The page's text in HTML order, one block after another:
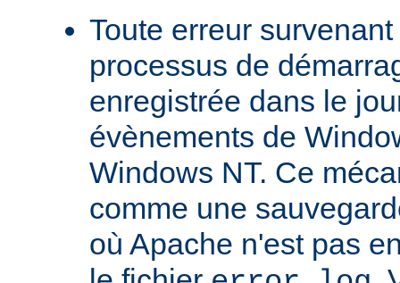
Toute erreur
processus de
enregistrée dans le
évènements de
Windows NT. Ce
comme une
où Apache n'est pas